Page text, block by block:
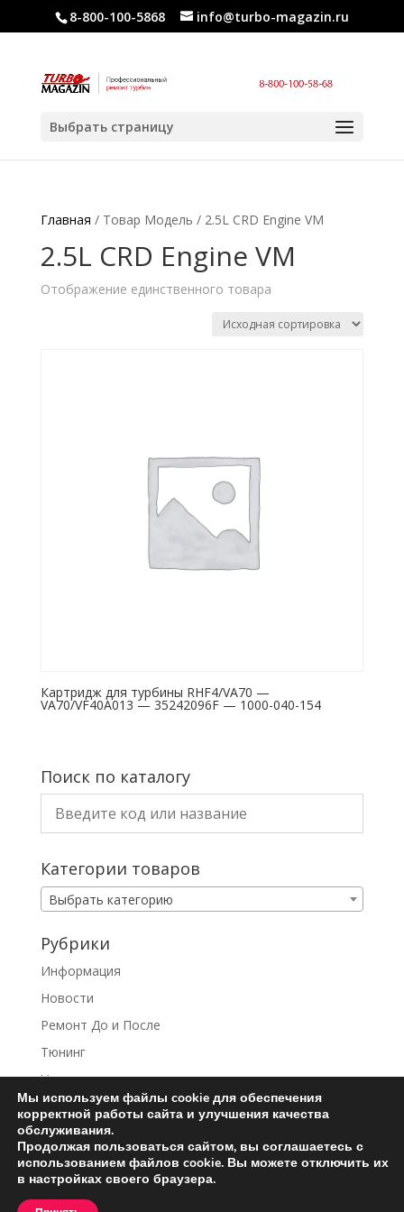
8-800-100-5868 info@turbo-magazin.ru
Выбрать страницу
Главная / Товар Модель / 2.5L CRD Engine VM
2.5L CRD Engine VM
Отображение единственного товара
Картридж для турбины RHF4/VA70 —
VA70/VF40A013 — 35242096F — 1000-040-154
Поиск по каталогу
Категории товаров
Выбрать категорию
Рубрики
Информация
Новости
Ремонт До и После
Тюнинг
Услуги
Ремонт турбин
Контакты
Пользовательское соглашение
Мы используем файлы cookie для обеспечения
корректной работы сайта и улучшения качества
обслуживания.
Продолжая пользоваться сайтом, вы соглашаетесь с
использованием файлов cookie. Вы можете отключить их
в настройках своего браузера.